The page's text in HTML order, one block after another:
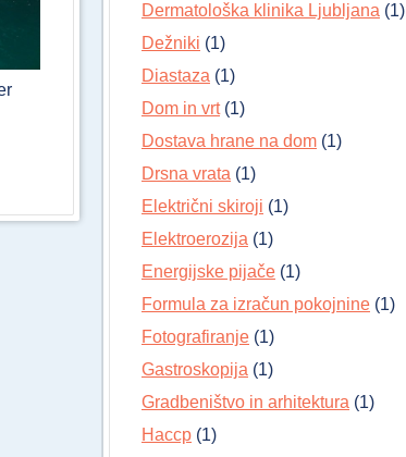
Dermatološka klinika Ljubljana (1)
Dežniki (1)
Diastaza (1)
Dom in vrt(1)
Dostava hrane na dom (1)
Drsna vrata (1)
Električni skiroji (1)
Elektroerozija (1)
Energijske pijače (1)
Formula za izračun pokojnine (1)
Fotografiranje (1)
Gastroskopija (1)
Gradbeništvo in arhitektura (1)
Haccp (1)